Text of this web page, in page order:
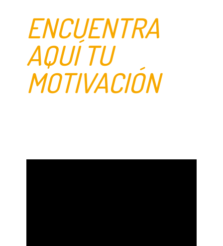
ENCUENTRA
AQUÍ TU
MOTIVACIÓN